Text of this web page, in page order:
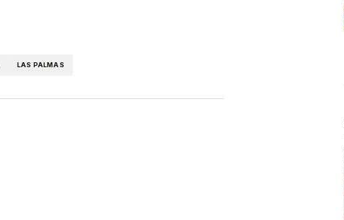
LAS PALMAS